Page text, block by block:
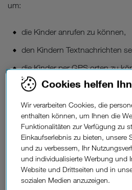
um:
die Kinder anrufen zu können,
den Kindern Textnachrichten
die Kinder per GPS orten zu
Wie auch Smartphones sind
GPS-Tracker ausgestattet. Um
verwendet die SmartwatchGPS-
sendet diese Informationen über
Netzwerk. Einige Smartwatches für
GPS-Funktion, für die keine SIM-
allerdings sind hier die
Tipp: Einige neuere Kinder
Cookies helfen
Wir verarbeiten Cookies, die
enthalten können, um Ihnen die
Funktionalitäten zur Verfügung zu
Einkaufserlebnis zu bieten, unsere
und zu verbessern, Ihr
und individualisierte Werbung und
Website und Drittseiten und in
sozialen Medien anzuzeigen.